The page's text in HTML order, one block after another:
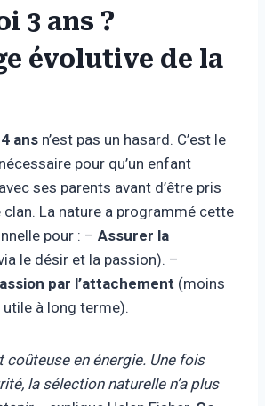
3 ans ?
évolutive de la
ans n’est pas un hasard. C’est le
pour qu’un enfant
ses parents avant d’être pris
clan. La nature a programmé cette
pour : – Assurer la
le désir et la passion). –
par l’attachement (moins
utile à long terme).
coûteuse en énergie. Une fois
la sélection naturelle n’a plus